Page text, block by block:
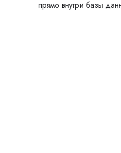
прямо внутри базы